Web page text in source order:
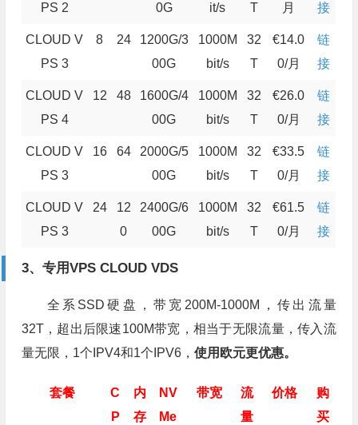
PS 2
0G
it/s
T
月
接
CLOUD V
PS 3
8 24
1200G/3
00G
1000M
bit/s
32
T
€14.0
0/月
链
接
CLOUD V
PS 4
12 48
1600G/4
00G
1000M
bit/s
32
T
€26.0
0/月
链
接
CLOUD V
PS 3
16 64
2000G/5
00G
1000M
bit/s
32
T
€33.5
0/月
链
接
CLOUD V
PS 3
24
12
0
2400G/6
00G
1000M
bit/s
32
T
€61.5
0/月
链
接
3、专用VPS CLOUD VDS
全系SSD硬盘，带宽200M-1000M，传出流量
32T，超出后限速100M带宽，相当于无限流量，传入流
量无限，1个IPV4和1个IPV6， 使用欧元更优惠。
套餐
C
P
内
存
NV
Me
带宽
流
量
价格
购
买